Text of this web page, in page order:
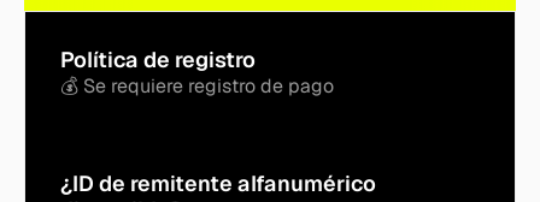
Política de registro
💰 Se requiere registro de pago
¿ID de remitente alfanumérico